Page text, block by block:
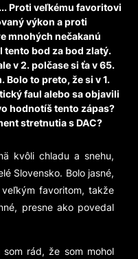
Proti veľkému favoritovi
výkon a proti
mnohých nečakanú
tento bod za bod zlatý.
v 2. polčase si ťa v 65.
to preto, že si v 1.
faul alebo sa objavili
hodnotíš tento zápas?
stretnutia s DAC?
kvôli chladu a snehu,
Slovensko. Bolo jasné,
favoritom, takže
presne ako povedal
rád, že som mohol